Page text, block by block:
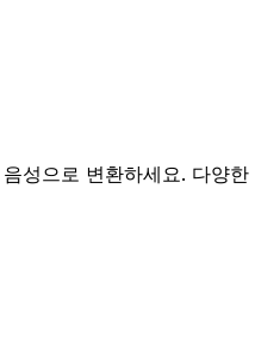
성으로 변환하세요. 다양